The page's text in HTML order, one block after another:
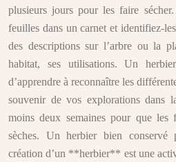
plusieurs jours pour les faire
feuilles dans un carnet et identifiez-
des descriptions sur l’arbre ou la
habitat, ses utilisations. Un
d’apprendre à reconnaître les
souvenir de vos explorations dans
moins deux semaines pour que les
sèches. Un herbier bien conservé
création d’un **herbier** est une